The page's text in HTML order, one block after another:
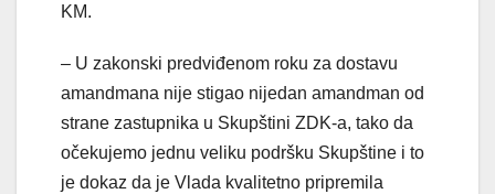
KM.
– U zakonski predviđenom roku za dostavu
amandmana nije stigao nijedan amandman od
strane zastupnika u Skupštini ZDK-a, tako da
očekujemo jednu veliku podršku Skupštine i to
je dokaz da je Vlada kvalitetno pripremila